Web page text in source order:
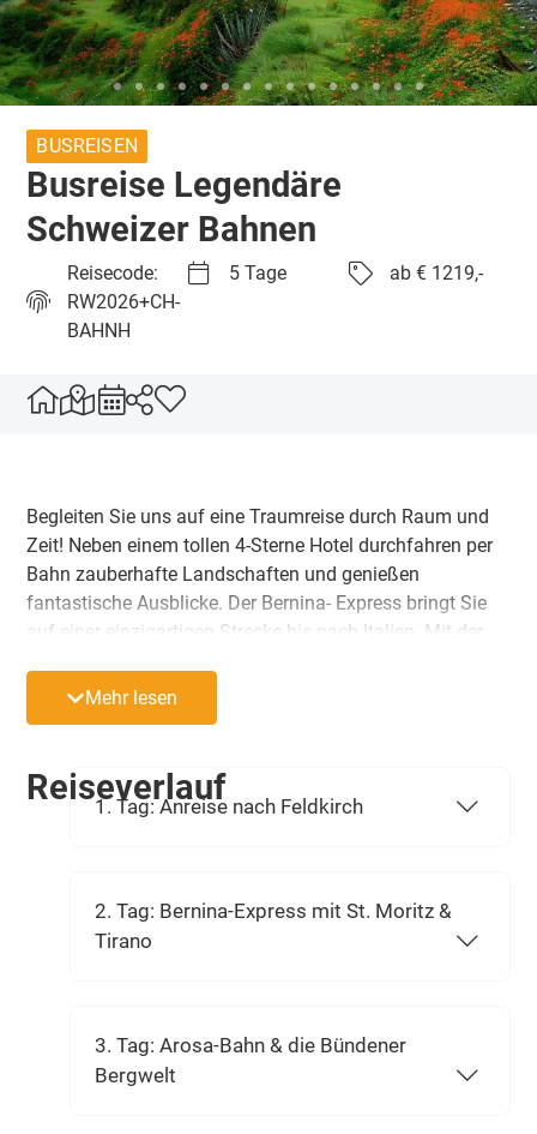
BUSREISEN
Busreise Legendäre
Schweizer Bahnen
Reisecode:
RW2026+CH-
BAHNH
5 Tage ab € 1219,-
Begleiten Sie uns auf eine Traumreise durch Raum und
Zeit! Neben einem tollen 4-Sterne Hotel durchfahren per
Bahn zauberhafte Landschaften und genießen
fantastische Ausblicke. Der Bernina- Express bringt Sie
auf einer einzigartigen Strecke bis nach Italien. Mit der
Panoramawagen des Glacier-Express entdecken Sie mit
Rundumsicht nach allen Seiten die grandiose
Eindrücke ist kaum mehr zu überbieten!
Mehr lesen
Reiseverlauf
1. Tag: Anreise nach Feldkirch
2. Tag: Bernina-Express mit St. Moritz &
Tirano
3. Tag: Arosa-Bahn & die Bündener
Bergwelt